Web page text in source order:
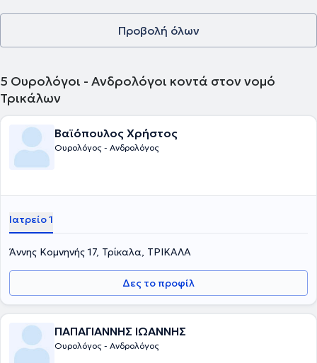
Προβολή όλων
5 Ουρολόγοι - Ανδρολόγοι κοντά στον νομό
Τρικάλων
Βαϊόπουλος Χρήστος
Ουρολόγος - Ανδρολόγος
Ιατρείο 1
Άννης Κομνηνής 17, Τρίκαλα, ΤΡΙΚΑΛΑ
Δες το προφίλ
ΠΑΠΑΓΙΑΝΝΗΣ ΙΩΑΝΝΗΣ
Ουρολόγος - Ανδρολόγος